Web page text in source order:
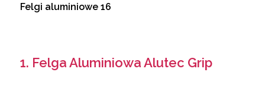
Felgi aluminiowe 16
1. Felga Aluminiowa Alutec Grip